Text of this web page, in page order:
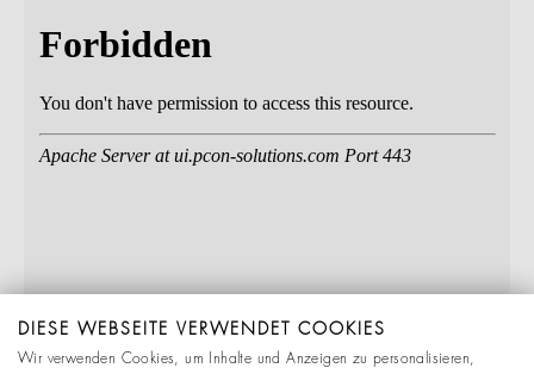
DIESE WEBSEITE VERWENDET COOKIES
Wir verwenden Cookies, um Inhalte und Anzeigen zu personalisieren,